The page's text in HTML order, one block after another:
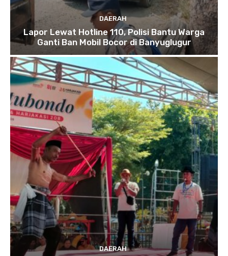
DAERAH
Lapor Lewat Hotline 110, Polisi Bantu Warga
Ganti Ban Mobil Bocor di Banyuglugur
DAERAH